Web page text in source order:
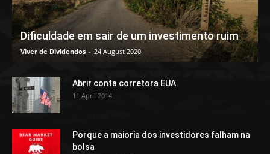
Dificuldade em sair de um investimento ruim
Viver de Dividendos - 24 August 2020
Abrir conta corretora EUA
11 April 2014
Porque a maioria dos investidores falham na
bolsa